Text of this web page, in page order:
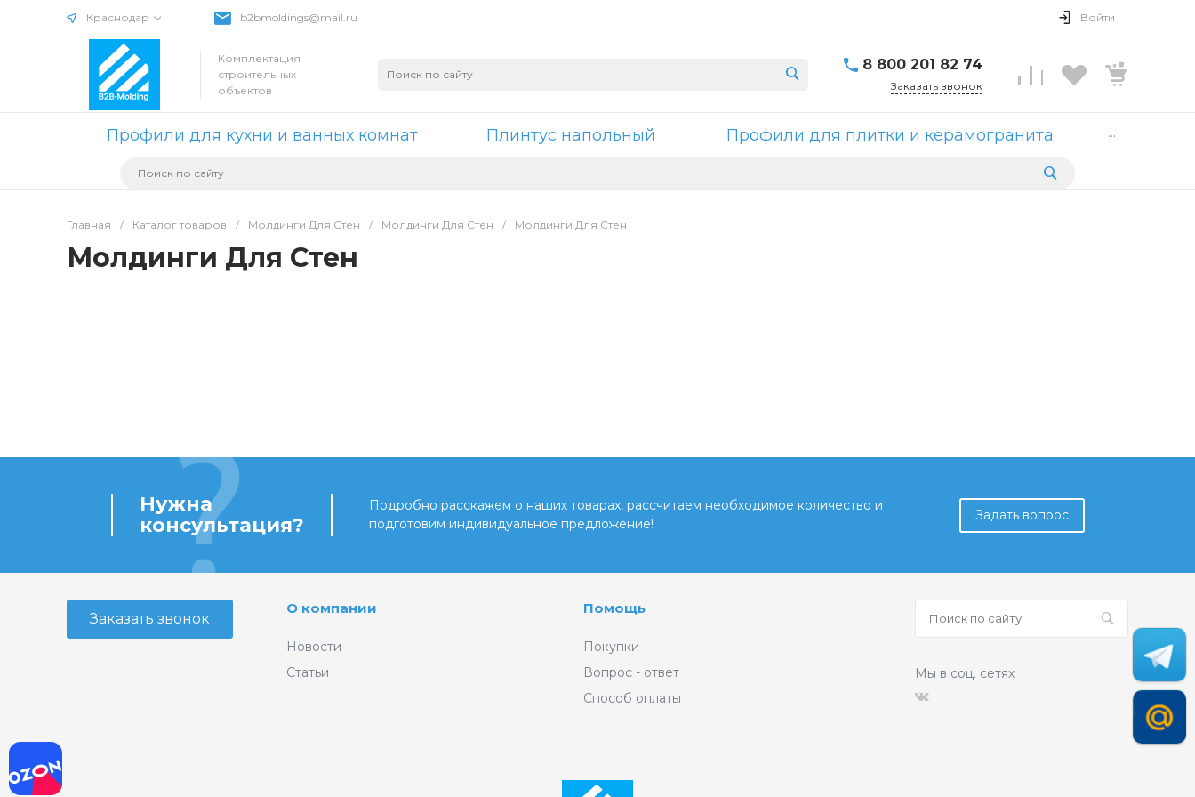
Краснодар b2bmoldings@mail.ru Войти
Комплектация
строительных
объектов
8 800 201 82 74
Заказать звонок
Профили для кухни и ванных комнат Плинтус напольный Профили для плитки и керамогранита ...
Главная / Каталог товаров / Молдинги Для Стен / Молдинги Для Стен / Молдинги Для Стен
Молдинги Для Стен
Нужна
консультация?
Подробно расскажем о наших товарах, рассчитаем необходимое количество и
подготовим индивидуальное предложение!
Задать вопрос
Заказать звонок
О компании
Новости
Статьи
Помощь
Покупки
Вопрос - ответ
Способ оплаты
Мы в соц. сетях